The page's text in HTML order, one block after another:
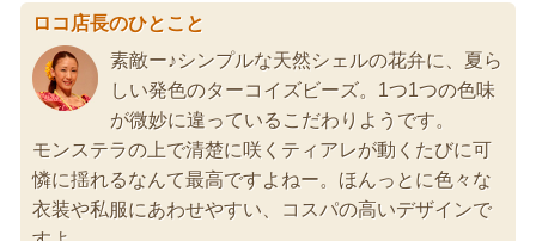
ロコ店長のひとこと
素敵ー♪シンプルな天然シェルの花弁に、夏ら
しい発色のターコイズビーズ。1つ1つの色味
が微妙に違っているこだわりようです。
モンステラの上で清楚に咲くティアレが動くたびに可
憐に揺れるなんて最高ですよねー。ほんっとに色々な
衣装や私服にあわせやすい、コスパの高いデザインで